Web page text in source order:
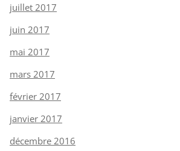
juillet 2017
juin 2017
mai 2017
mars 2017
février 2017
janvier 2017
décembre 2016